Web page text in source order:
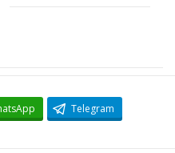
Telegram